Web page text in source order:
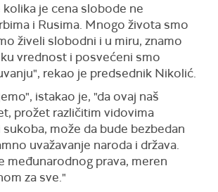
je cena slobode ne
i Rusima. Mnogo života smo
živeli slobodni i u miru, znamo
vrednost i posvećeni smo
rekao je predsednik Nikolić.
istakao je, "da ovaj naš
prožet različitim vidovima
sukoba, može da bude bezbedan
uvažavanje naroda i država.
međunarodnog prava, meren
za sve."